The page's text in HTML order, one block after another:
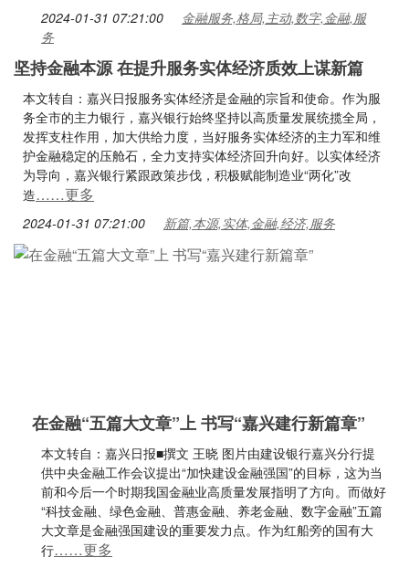
2024-01-31 07:21:00
金融服务,格局,主动,数字,金融,服
务
坚持金融本源 在提升服务实体经济质效上谋新篇
本文转自：嘉兴日报服务实体经济是金融的宗旨和使命。作为服
务全市的主力银行，嘉兴银行始终坚持以高质量发展统揽全局，
发挥支柱作用，加大供给力度，当好服务实体经济的主力军和维
护金融稳定的压舱石，全力支持实体经济回升向好。以实体经济
为导向，嘉兴银行紧跟政策步伐，积极赋能制造业“两化”改
造……更多
2024-01-31 07:21:00 新篇,本源,实体,金融,经济,服务
在金融“五篇大文章”上 书写“嘉兴建行新篇章”
本文转自：嘉兴日报■撰文 王晓 图片由建设银行嘉兴分行提
供中央金融工作会议提出“加快建设金融强国”的目标，这为当
前和今后一个时期我国金融业高质量发展指明了方向。而做好
“科技金融、绿色金融、普惠金融、养老金融、数字金融”五篇
大文章是金融强国建设的重要发力点。作为红船旁的国有大
行……更多